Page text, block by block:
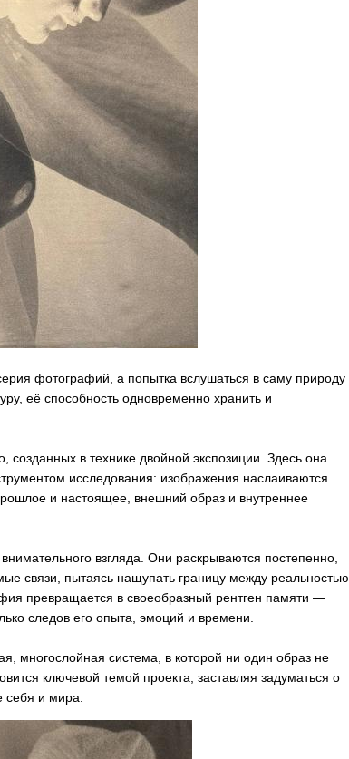
фотографий, а попытка вслушаться в саму природу
её способность одновременно хранить и
созданных в технике двойной экспозиции. Здесь она
исследования: изображения наслаиваются
и настоящее, внешний образ и внутреннее
взгляда. Они раскрываются постепенно,
связи, пытаясь нащупать границу между реальностью
превращается в своеобразный рентген памяти —
следов его опыта, эмоций и времени.
многослойная система, в которой ни один образ не
ключевой темой проекта, заставляя задуматься о
себя и мира.